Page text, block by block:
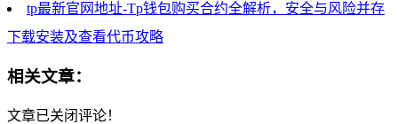
tp最新官网地址-Tp钱包购买合约全解析，安全与风险并存
下载安装及查看代币攻略
相关文章：
文章已关闭评论！